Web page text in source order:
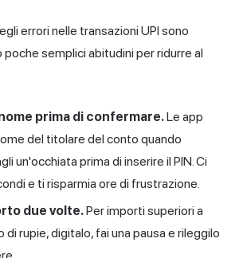
errori nelle transazioni UPI sono
poche semplici abitudini per ridurre al
prima di confermare.Le app
del titolare del conto quando
un'occhiata prima di inserire il PIN. Ci
e ti risparmia ore di frustrazione.
due volte.Per importi superiori a
di rupie, digitalo, fai una pausa e rileggilo